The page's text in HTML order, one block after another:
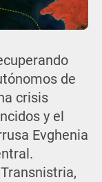
de
crisis
y el
Evghenia